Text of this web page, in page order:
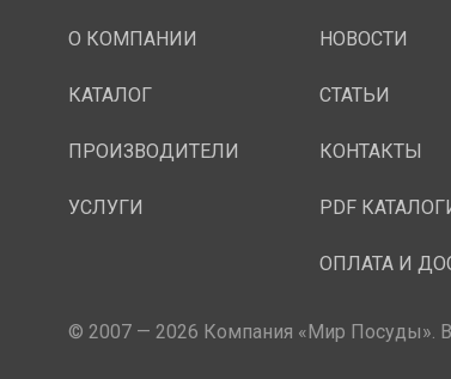
О КОМПАНИИ
КАТАЛОГ
ПРОИЗВОДИТЕЛИ
УСЛУГИ
НОВОСТИ
СТАТЬИ
КОНТАКТЫ
PDF
ОПЛАТА И
© 2007 — 2026 Компания «Мир Посуды».